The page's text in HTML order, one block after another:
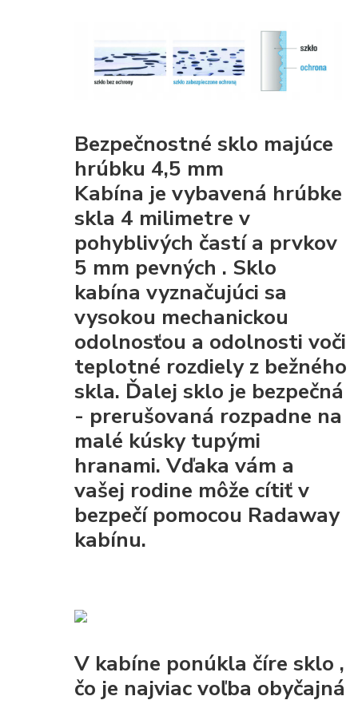
Bezpečnostné sklo majúce
hrúbku 4,5 mm
Kabína je vybavená hrúbke
skla 4 milimetre v
pohyblivých častí a prvkov
5 mm pevných . Sklo
kabínavyznačujúci sa
vysokou mechanickou
odolnosťou a odolnosti voči
teplotné rozdiely z bežného
skla. Ďalej sklo je bezpečná
- prerušovaná rozpadne na
malé kúsky tupými
hranami. Vďaka vám a
vašej rodine môže cítiť v
bezpečí pomocou Radaway
kabínu.
V kabíne ponúkla číre sklo ,
čo je najviac voľba obyčajná